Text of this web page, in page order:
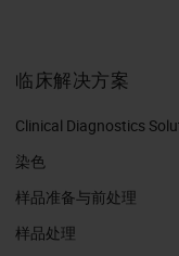
临床解决方案
Clinical Diagnostics
染色
样品准备与前处理
样品处理